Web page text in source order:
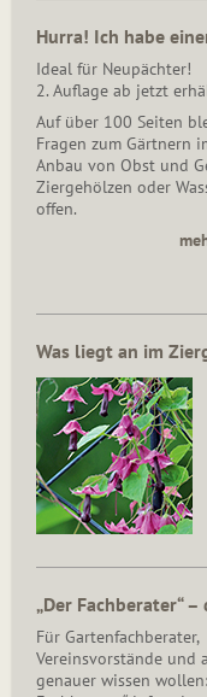
Hurra! Ich habe
Ideal für Neupächter!
2. Auflage ab jetzt
Auf über 100 Seiten
Fragen zum Gärtnern
Anbau von Obst und
Ziergehölzen oder
offen.
Was liegt an im
„Der Fachberater“
Für Gartenfachberater,
Vereinsvorstände und
genauer wissen